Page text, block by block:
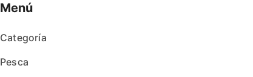
Menú
Categoría
Pesca